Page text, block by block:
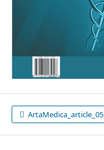
ArtaMedica_article_05